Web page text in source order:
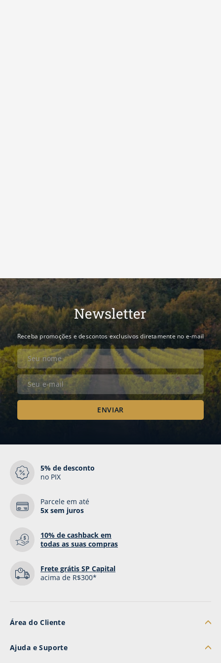
Newsletter
Receba promoções e descontos exclusivos diretamente no e-mail
5% de desconto
no PIX
Parcele em até
5x sem juros
10% de cashback em
todas as suas compras
Frete grátis SP Capital
acima de R$300*
Área do Cliente
Minha Conta
Ajuda e Suporte